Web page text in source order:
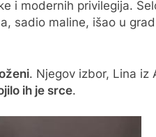
i modernih privilegija.
sadio maline, išao u
. Njegov izbor, Lina iz
ih je srce.